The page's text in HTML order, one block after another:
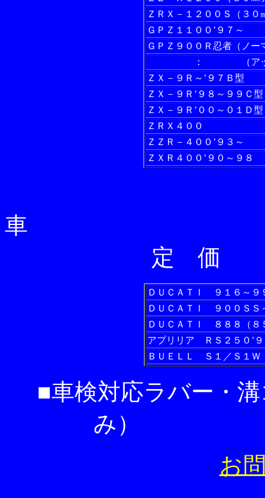
ＺＲＸ－１２００Ｓ（３０
ＧＰＺ１１００’９７～
ＧＰＺ９００Ｒ忍者（ノー
： （アッ
ＺＸ－９Ｒ～’９７Ｂ型
ＺＸ－９Ｒ’９８～９９Ｃ型
ＺＸ－９Ｒ’００～０１Ｄ型
ＺＲＸ４００
ＺＺＲ－４００’９３～
ＺＸＲ４００’９０～９８
車
定 価
ＤＵＣＡＴＩ ９１６～９
ＤＵＣＡＴＩ ９００ＳＳ
ＤＵＣＡＴＩ ８８８（８
アプリリア ＲＳ２５０’
ＢＵＥＬＬ Ｓ１／Ｓ１Ｗ
■車検対応ラバー・
み） 定
お